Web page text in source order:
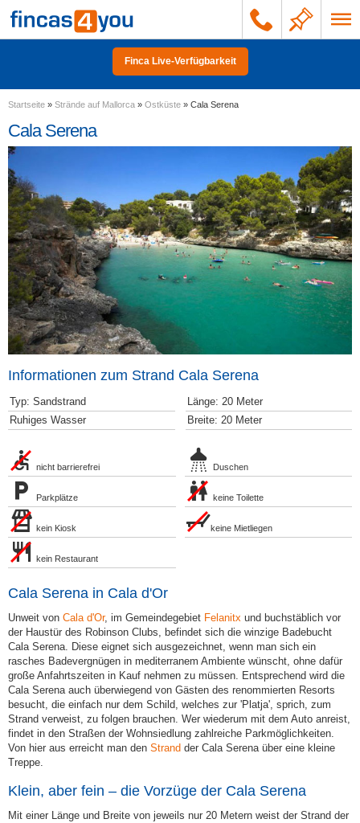
Finca Live-Verfügbarkeit
Startseite » Strände auf Mallorca » Ostküste » Cala Serena
Cala Serena
Informationen zum Strand Cala Serena
Typ: Sandstrand
Ruhiges Wasser
Länge: 20 Meter
Breite: 20 Meter
nicht barrierefrei
Parkplätze
kein Kiosk
kein Restaurant
Duschen
keine Toilette
keine Mietliegen
Cala Serena in Cala d'Or
Unweit von Cala d'Or, im Gemeindegebiet Felanitx und buchstäblich vor
der Haustür des Robinson Clubs, befindet sich die winzige Badebucht
Cala Serena. Diese eignet sich ausgezeichnet, wenn man sich ein
rasches Badevergnügen in mediterranem Ambiente wünscht, ohne dafür
große Anfahrtszeiten in Kauf nehmen zu müssen. Entsprechend wird die
Cala Serena auch überwiegend von Gästen des renommierten Resorts
besucht, die einfach nur dem Schild, welches zur 'Platja', sprich, zum
Strand verweist, zu folgen brauchen. Wer wiederum mit dem Auto anreist,
findet in den Straßen der Wohnsiedlung zahlreiche Parkmöglichkeiten.
Von hier aus erreicht man den Strand der Cala Serena über eine kleine
Treppe.
Klein, aber fein – die Vorzüge der Cala Serena
Mit einer Länge und Breite von jeweils nur 20 Metern weist der Strand der